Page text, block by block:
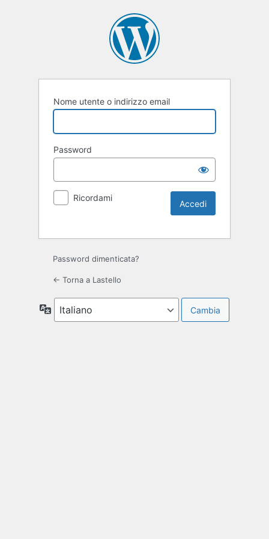
Nome utente o indirizzo email
Password
Ricordami
Password dimenticata?
← Torna a Lastello
Lingua